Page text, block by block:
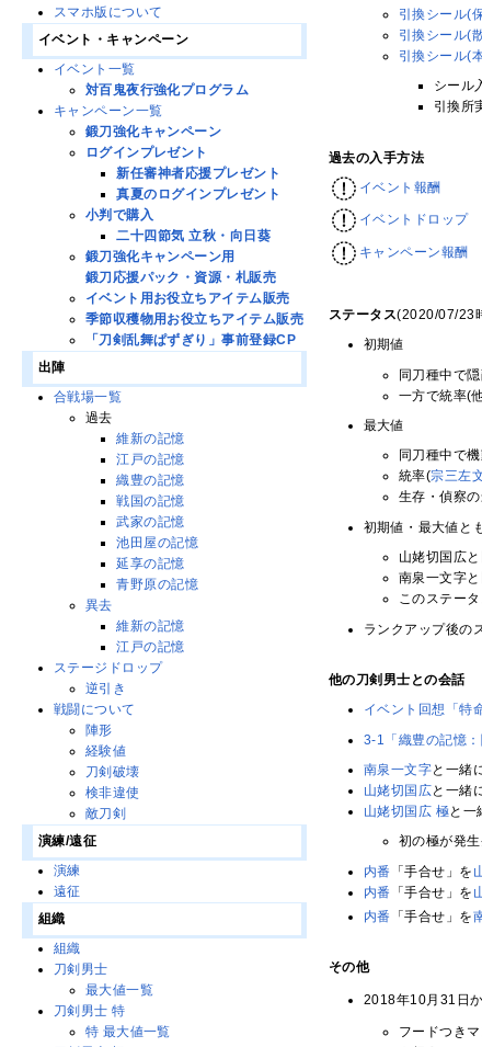
引換シール(
引換シール(
引換シール(
シール
引換所
過去の入手方法
イベント報酬
イベントドロップ
キャンペーン報酬
ステータス(2020/07/23
初期値
同刀種中で
一方で統率(
最大値
同刀種中で
統率(宗三左
生存・偵察
初期値・最大値と
山姥切国広
南泉一文字
このステー
ランクアップ後の
他の刀剣男士との会話
イベント回想「特
3-1「織豊の記憶：
南泉一文字と一緒
山姥切国広と一緒
山姥切国広 極と一
初の極が発
内番
「手合せ」を
内番
「手合せ」を
内番
「手合せ」を
その他
2018年10月31日
フードつき
スマホ版について
イベント・キャンペーン
イベント一覧
対百鬼夜行強化プログラム
キャンペーン一覧
鍛刀強化キャンペーン
ログインプレゼント
新任審神者応援プレゼント
真夏のログインプレゼント
小判で購入
二十四節気 立秋・向日葵
鍛刀強化キャンペーン用
鍛刀応援パック・資源・札販売
イベント用お役立ちアイテム販売
季節収穫物用お役立ちアイテム販売
「刀剣乱舞ぱずぎり」事前登録CP
出陣
合戦場一覧
過去
維新の記憶
江戸の記憶
織豊の記憶
戦国の記憶
武家の記憶
池田屋の記憶
延享の記憶
青野原の記憶
異去
維新の記憶
江戸の記憶
ステージドロップ
逆引き
戦闘について
陣形
経験値
刀剣破壊
検非違使
敵刀剣
演練/遠征
演練
遠征
組織
組織
刀剣男士
最大値一覧
刀剣男士 特
特 最大値一覧